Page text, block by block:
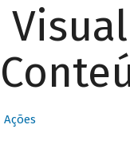
Ações